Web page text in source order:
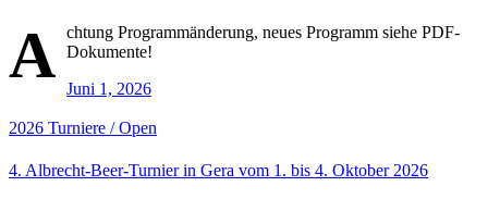
A chtung Programmänderung, neues Programm siehe PDF-
Dokumente!
Juni 1, 2026
2026 Turniere / Open
4. Albrecht-Beer-Turnier in Gera vom 1. bis 4. Oktober 2026